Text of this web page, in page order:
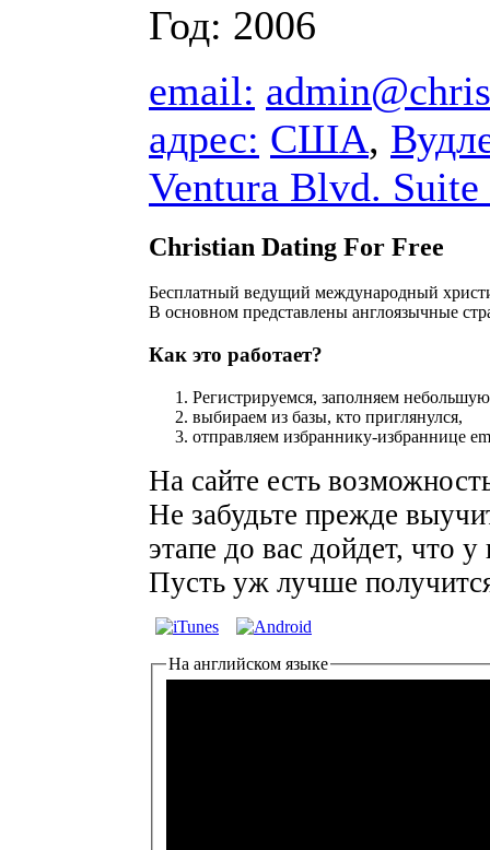
Год: 2006
email:
адрес: США,
Ventura Blvd.
Christian Dating For Free
Бесплатный ведущий международный
В основном представлены англоязычные
Как это работает?
Регистрируемся, заполняем небольшую
выбираем из базы, кто приглянулся,
отправляем избраннику-избраннице
На сайте есть
Не забудьте прежде
этапе до вас дойдет, что
Пусть уж лучше
На английском языке